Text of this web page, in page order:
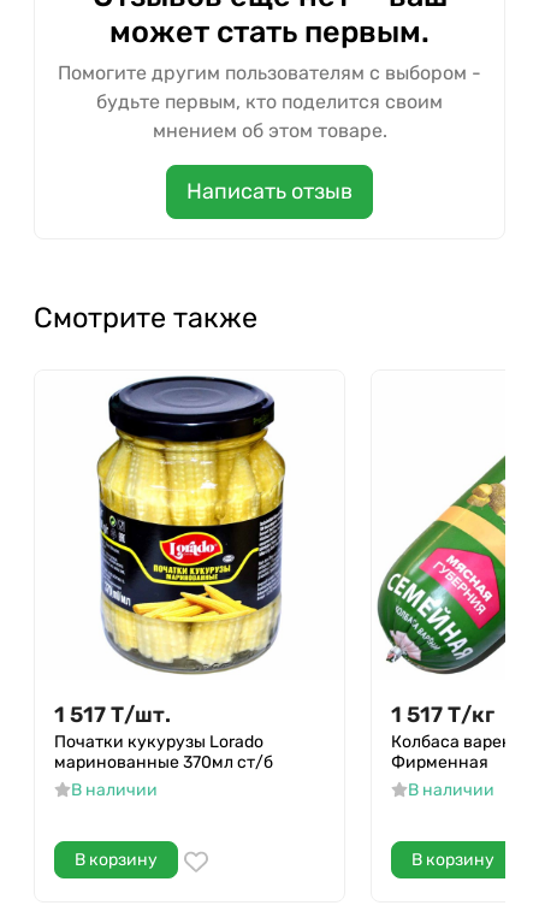
может стать первым.
Помогите другим пользователям с выбором -
будьте первым, кто поделится своим
мнением об этом товаре.
Написать отзыв
Смотрите также
1 517Т/шт.
Початки кукурузы Lorado
маринованные 370мл ст/б
В наличии
В корзину
1 517Т/кг
Колбаса вареная
Фирменная
В наличии
В корзину